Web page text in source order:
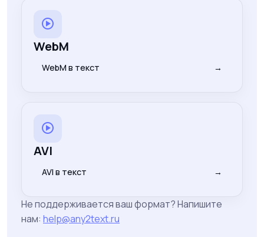
WebM
WebM в текст →
AVI
AVI в текст →
Не поддерживается ваш формат? Напишите
нам: help@any2text.ru